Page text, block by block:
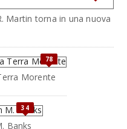
Martin torna in una nuova
78
Morente
34
Banks